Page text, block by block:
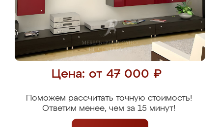
Цена: от 47 000 ₽
Поможем рассчитать точную стоимость!
Ответим менее, чем за 15 минут!